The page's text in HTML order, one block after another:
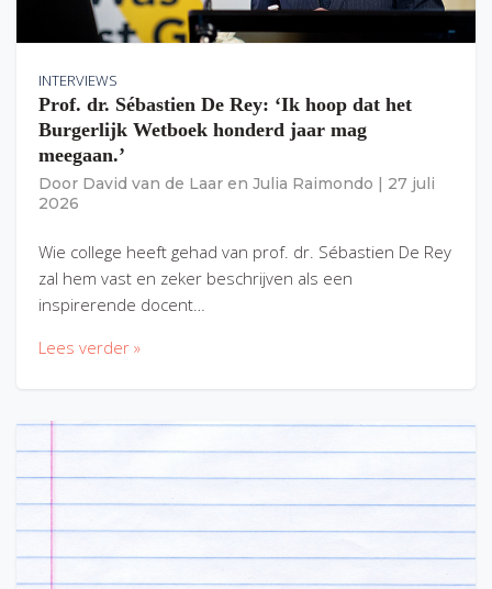
INTERVIEWS
Prof. dr. Sébastien De Rey: ‘Ik hoop dat het
Burgerlijk Wetboek honderd jaar mag
meegaan.’
Door David van de Laar en Julia Raimondo
27 juli
2026
Wie college heeft gehad van prof. dr. Sébastien De Rey
zal hem vast en zeker beschrijven als een
inspirerende docent…
Lees verder »